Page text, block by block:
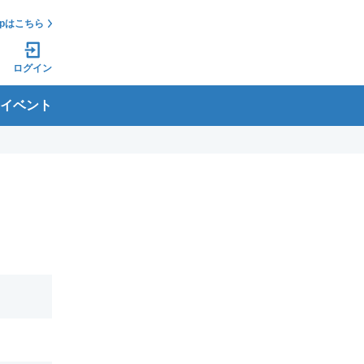
はこちら
ログイン
イベント